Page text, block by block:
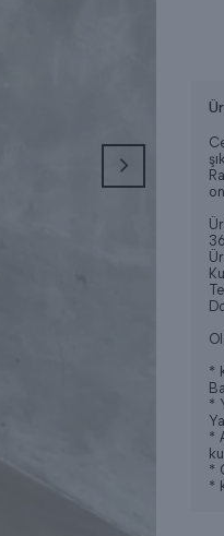
*
*
*
*
*